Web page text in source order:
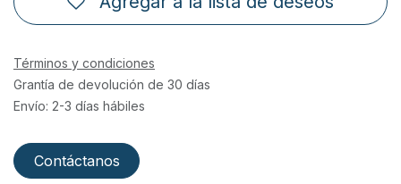
Términos y condiciones
Grantía de devolución de 30 días
Envío: 2-3 días hábiles
Contáctanos